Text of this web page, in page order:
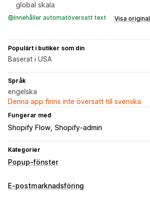
global skala
Innehåller automatöversatt text Visa original
Populärt i butiker som din
Baserat i USA
Språk
engelska
Denna app finns inte översatt till svenska
Fungerar med
Shopify Flow Shopify-admin
Kategorier
Popup-fönster
Popup-typer
E-postmarknadsföring